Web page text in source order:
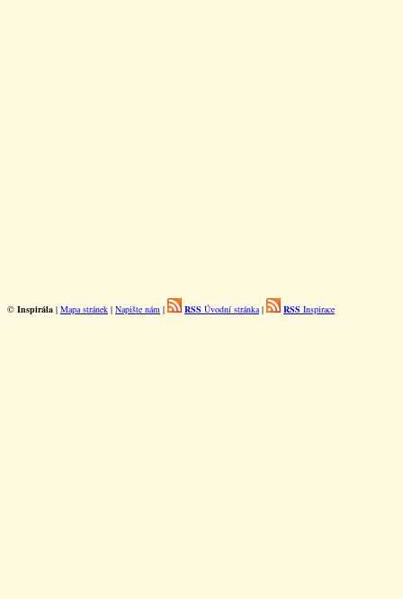
© Inspirála | Mapa stránek | Napište nám | RSS Úvodní stránka| RSS Inspirace